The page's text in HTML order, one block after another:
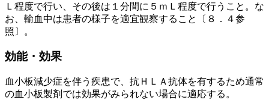
Ｌ程度で行い、その後は１分間に５ｍＬ程度で行うこと。な
お、輸血中は患者の様子を適宜観察すること〔８．４参
照〕。
効能・効果
血小板減少症を伴う疾患で、抗ＨＬＡ抗体を有するため通常
の血小板製剤では効果がみられない場合に適応する。